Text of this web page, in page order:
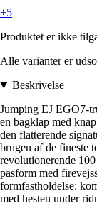
+5
Produktet er ikke
Alle varianter er
Beskrivelse
Jumping EJ EGO7-
en bagklap med
den flatterende
brugen af de fineste
revolutionerende
pasform med
formfastholdelse:
med hesten under